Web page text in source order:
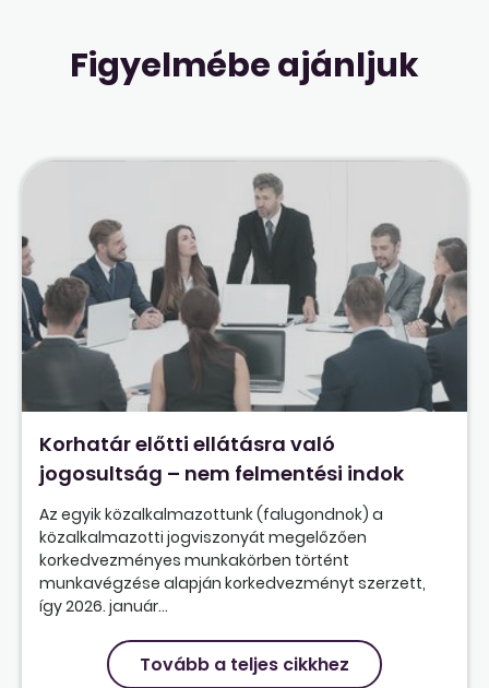
Figyelmébe ajánljuk
Korhatár előtti ellátásra való
jogosultság – nem felmentési indok
Az egyik közalkalmazottunk (falugondnok) a
közalkalmazotti jogviszonyát megelőzően
korkedvezményes munkakörben történt
munkavégzése alapján korkedvezményt szerzett,
így 2026. január...
Tovább a teljes cikkhez